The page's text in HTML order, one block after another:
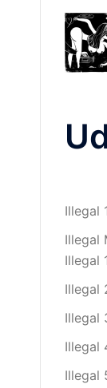
Illegal
Illegal
Illegal
Illegal
Illegal
Illegal
Illegal